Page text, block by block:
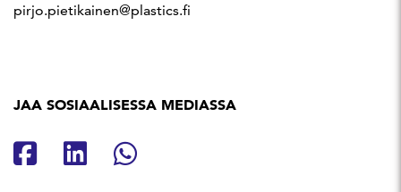
pirjo.pietikainen@plastics.fi
JAA SOSIAALISESSA MEDIASSA
Jaa Facebookissa
Jaa Linkedinissä
Jaa Whatsappissa